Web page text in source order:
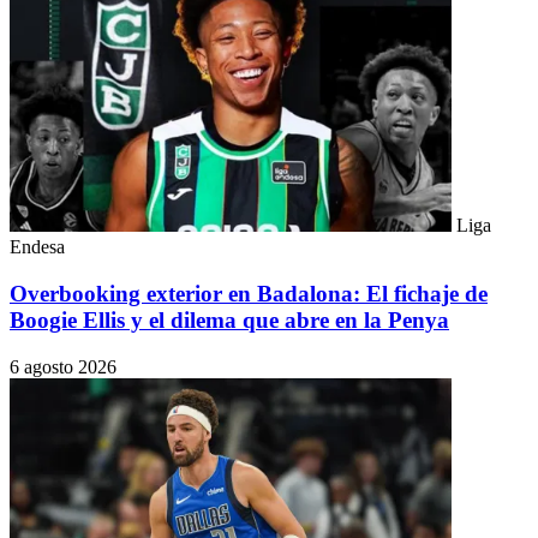
Liga
Endesa
Overbooking exterior en Badalona: El fichaje de
Boogie Ellis y el dilema que abre en la Penya
6 agosto 2026